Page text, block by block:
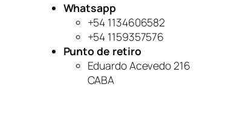
Whatsapp
+54 1134606582
+54 1159357576
Punto de retiro
Eduardo Acevedo 216
CABA